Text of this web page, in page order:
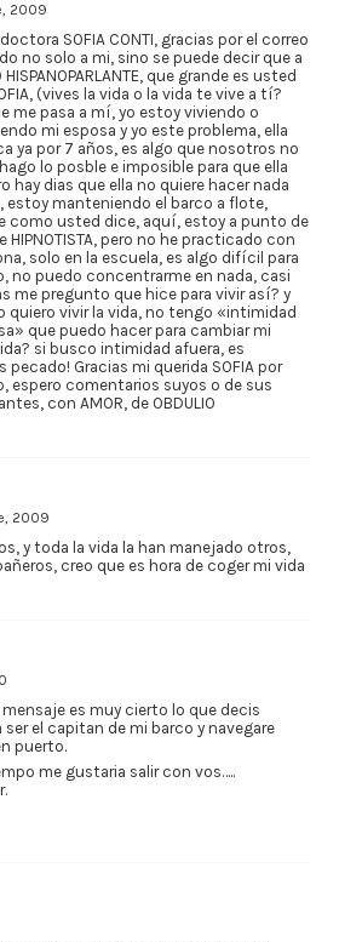
2009
SOFIA CONTI, gracias por el correo
no solo a mi, sino se puede decir que a
que grande es usted
(vives la vida o la vida te vive a tí?
me pasa a mí, yo estoy viviendo o
mi esposa y yo este problema, ella
ya por 7 años, es algo que nosotros no
lo posble e imposible para que ella
hay dias que ella no quiere hacer nada
estoy manteniendo el barco a flote,
como usted dice, aquí, estoy a punto de
HIPNOTISTA, pero no he practicado con
solo en la escuela, es algo difícil para
no puedo concentrarme en nada, casi
me pregunto que hice para vivir así? y
quiero vivir la vida, no tengo «intimidad
que puedo hacer para cambiar mi
si busco intimidad afuera, es
pecado! Gracias mi querida SOFIA por
espero comentarios suyos o de sus
con AMOR, de OBDULIO
2009
y toda la vida la han manejado otros,
creo que es hora de coger mi vida
es muy cierto lo que decis
ser el capitan de mi barco y navegare
puerto.
me gustaria salir con vos…..